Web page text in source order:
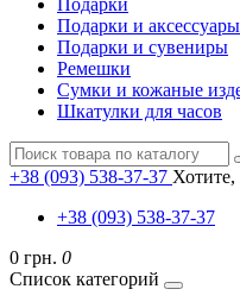
Подарки
Подарки и аксессуары
Подарки и сувениры
Ремешки
Сумки и кожаные
Шкатулки для часов
+38 (093) 538-37-37
+38 (093) 538-37-37
0 грн. 0
Список категорий